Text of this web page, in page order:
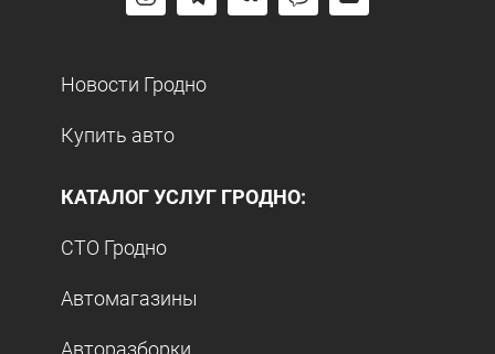
Новости Гродно
Купить авто
КАТАЛОГ УСЛУГ ГРОДНО:
СТО Гродно
Автомагазины
Авторазборки